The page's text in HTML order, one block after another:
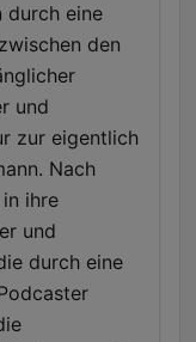
durch eine
den
und
zur eigentlich
Nach
ihre
und
durch eine